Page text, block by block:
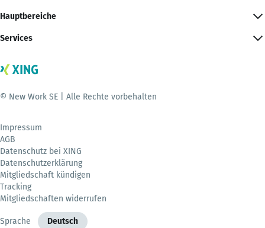
Hauptbereiche
Services
© New Work SE | Alle Rechte vorbehalten
Impressum
AGB
Datenschutz bei XING
Datenschutzerklärung
Mitgliedschaft kündigen
Tracking
Mitgliedschaften widerrufen
Sprache Deutsch